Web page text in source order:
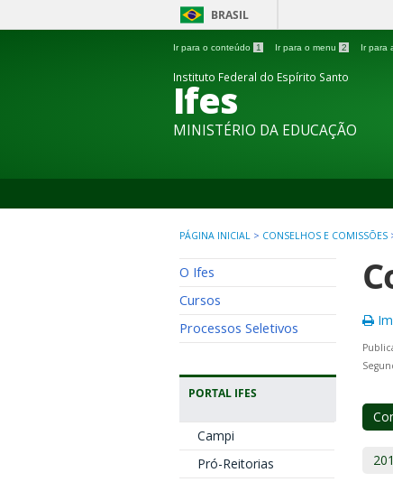
BRASIL
Ir para o conteúdo 1 Ir para o menu 2 Ir para
Instituto Federal do Espírito Santo
Ifes
MINISTÉRIO DA EDUCAÇÃO
PÁGINA INICIAL > CONSELHOS E COMISSÕES
O Ifes
Cursos
Processos Seletivos
PORTAL IFES
Campi
Pró-Reitorias